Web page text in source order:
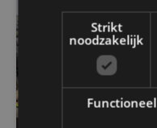
Strikt
noodzakelijk
Functioneel